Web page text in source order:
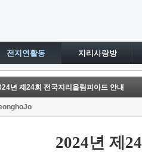
전지연활동 지리사랑방
년 제24회 전국지리올림피아드 안내
2024년 제 24